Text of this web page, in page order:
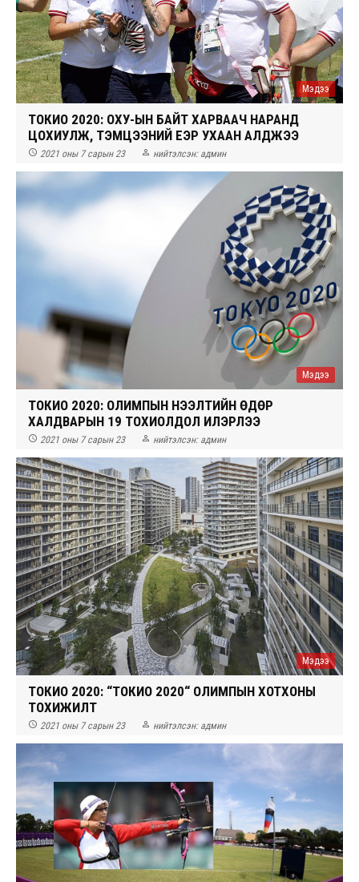
Мэдээ
ТОКИО 2020: ОХУ-ЫН БАЙТ ХАРВААЧ НАРАНД
ЦОХИУЛЖ, ТЭМЦЭЭНИЙ ҮЕЭР УХААН АЛДЖЭЭ
 2021 оны 7 сарын 23  нийтэлсэн: админ
Мэдээ
ТОКИО 2020: ОЛИМПЫН НЭЭЛТИЙН ӨДӨР
ХАЛДВАРЫН 19 ТОХИОЛДОЛ ИЛЭРЛЭЭ
 2021 оны 7 сарын 23  нийтэлсэн: админ
Мэдээ
ТОКИО 2020: “ТОКИО 2020“ ОЛИМПЫН ХОТХОНЫ
ТОХИЖИЛТ
 2021 оны 7 сарын 23  нийтэлсэн: админ